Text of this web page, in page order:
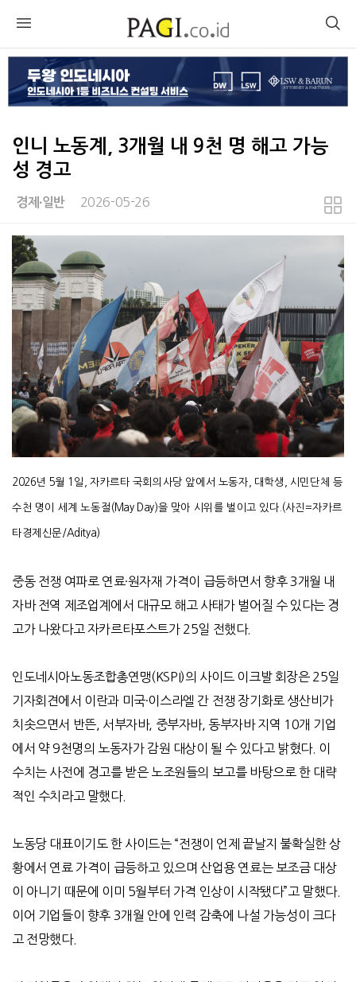
인니 노동계, 3개월 내 9천 명 해고 가능
성 경고
경제∙일반 2026-05-26
본문
2026년 5월 1일, 자카르타 국회의사당 앞에서 노동자, 대학생, 시민단체 등
수천 명이 세계 노동절(May Day)을 맞아 시위를 벌이고 있다.(사진=자카르
타경제신문/Aditya)
중동 전쟁 여파로 연료·원자재 가격이 급등하면서 향후3개월 내
자바 전역 제조업계에서 대규모 해고 사태가 벌어질 수 있다는 경
고가 나왔다고 자카르타포스트가 25일 전했다.
인도네시아노동조합총연맹(KSPI)의 사이드 이크발 회장은25일
기자회견에서 이란과 미국·이스라엘 간 전쟁 장기화로 생산비가
치솟으면서 반뜬, 서부자바, 중부자바, 동부자바 지역 10개 기업
에서 약9천명의 노동자가 감원 대상이 될 수 있다고 밝혔다. 이
수치는 사전에 경고를 받은 노조원들의 보고를 바탕으로 한 대략
적인 수치라고 말했다.
노동당 대표이기도 한 사이드는“전쟁이 언제 끝날지 불확실한 상
황에서 연료 가격이 급등하고 있으며 산업용 연료는 보조금 대상
이 아니기 때문에 이미
5월부터 가격 인상이 시작됐다” 고 말했다.
이어 기업들이 향후 3개월 안에 인력 감축에 나설 가능성이 크다
고 전망했다.